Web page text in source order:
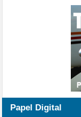
Papel Digital